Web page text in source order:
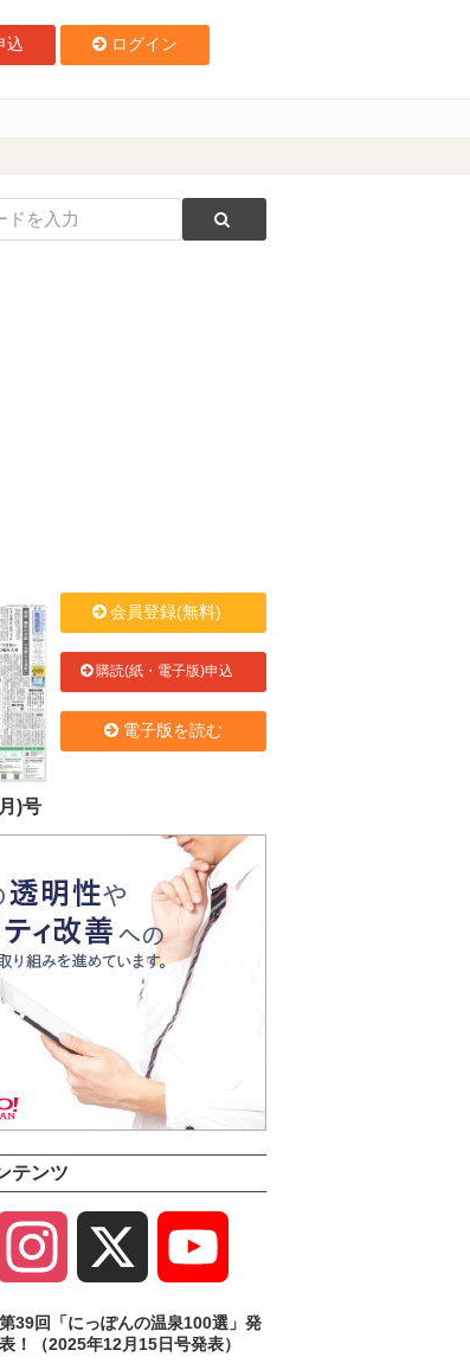
込 ログイン
)号
会員登録(無料)
購読(紙・電子版)申込
電子版を読む
テンツ
Instagram
Channel
第39回「にっぽんの温泉100選」発
表！（2025年12月15日号発表）